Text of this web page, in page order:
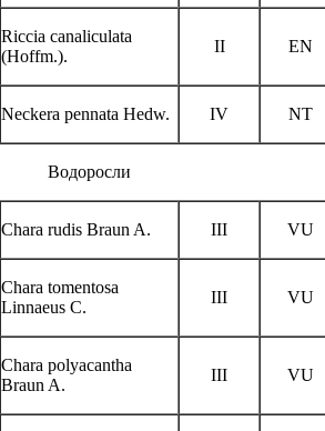
Riccia canaliculata
(Hoffm.).
II EN
Neckera pennata Hedw. IV NT
Водоросли
Chara rudis Braun A. III VU
Chara tomentosa
Linnaeus C.
III VU
Chara polyacantha
Braun A.
III VU